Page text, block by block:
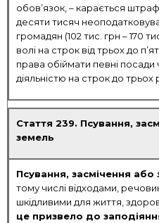
обов’язок, – карається
десяти тисяч
громадян (102 тис. грн – 170
волі на строк від трьох до
права обіймати певні
діяльністю на строк до трьох
Стаття 239. Псування,
земель
Псування, засмічення
тому числі відходами,
шкідливими для життя,
це призвело до